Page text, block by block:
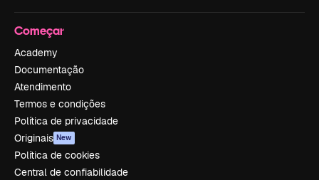
Começar
Academy
Documentação
Atendimento
Termos e condições
Política de privacidade
Originais New
Política de cookies
Central de confiabilidade